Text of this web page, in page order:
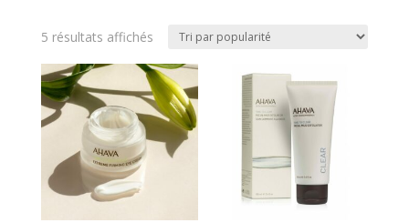
5 résultats affichésTrié
par
popularité